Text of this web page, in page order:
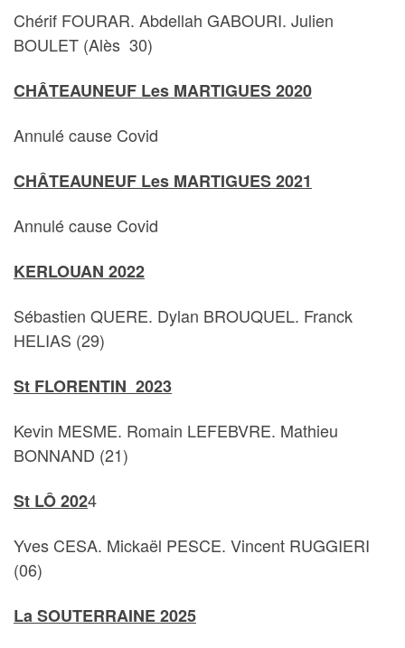
Chérif FOURAR. Abdellah GABOURI. Julien
BOULET (Alès 30)
CHÂTEAUNEUF Les MARTIGUES 2020
Annulé cause Covid
CHÂTEAUNEUF Les MARTIGUES 2021
Annulé cause Covid
KERLOUAN 2022
Sébastien QUERE. Dylan BROUQUEL. Franck
HELIAS (29)
St FLORENTIN 2023
Kevin MESME. Romain LEFEBVRE. Mathieu
BONNAND (21)
St LÔ 2024
Yves CESA. Mickaël PESCE. Vincent RUGGIERI
(06)
La SOUTERRAINE 2025